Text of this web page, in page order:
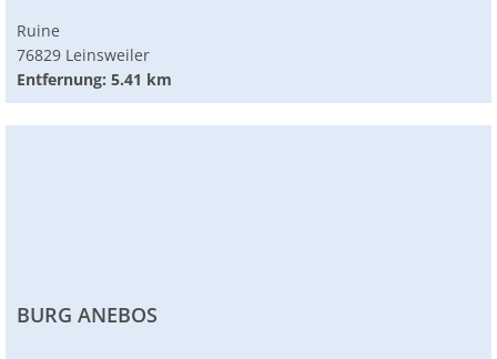
Ruine
76829 Leinsweiler
Entfernung: 5.41 km
BURG ANEBOS